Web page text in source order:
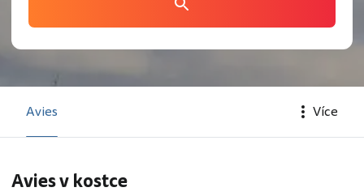
Avies Více
Avies v kostce